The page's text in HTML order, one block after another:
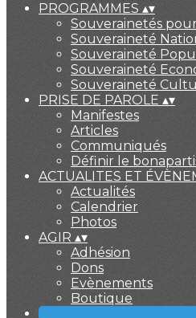
PROGRAMMES ▴▾
Souverainetés
Souveraineté
Souveraineté
Souveraineté
Souveraineté
PRISE DE PAROLE ▴▾
Manifestes
Articles
Communiqués
Définir le
ACTUALITES ET
Actualités
Calendrier
Photos
AGIR ▴▾
Adhésion
Dons
Evènements
Boutique